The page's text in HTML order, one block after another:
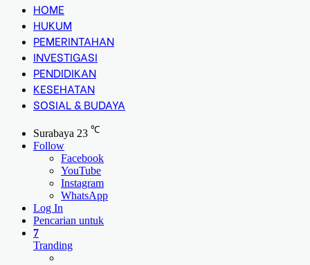
HOME
HUKUM
PEMERINTAHAN
INVESTIGASI
PENDIDIKAN
KESEHATAN
SOSIAL & BUDAYA
Surabaya 23 ℃
Follow
Facebook
YouTube
Instagram
WhatsApp
Log In
Pencarian untuk
7
Tranding